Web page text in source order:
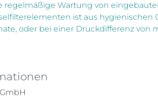
regelmäßige Wartung von
ist aus
oder bei einer Druckdifferenz von